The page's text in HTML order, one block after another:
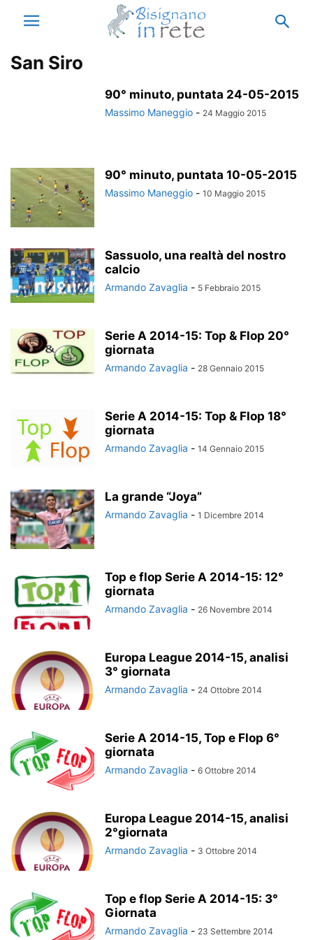
San Siro
90° minuto, puntata 24-05-2015
Massimo Maneggio - 24 Maggio 2015
90° minuto, puntata 10-05-2015
Massimo Maneggio - 10 Maggio 2015
Sassuolo, una realtà del nostro
calcio
Armando Zavaglia - 5 Febbraio 2015
Serie A 2014-15: Top & Flop 20°
giornata
Armando Zavaglia - 28 Gennaio 2015
Serie A 2014-15: Top & Flop 18°
giornata
Armando Zavaglia - 14 Gennaio 2015
La grande “Joya”
Armando Zavaglia - 1 Dicembre 2014
Top e flop Serie A 2014-15: 12°
giornata
Armando Zavaglia - 26 Novembre 2014
Europa League 2014-15, analisi
3° giornata
Armando Zavaglia - 24 Ottobre 2014
Serie A 2014-15, Top e Flop 6°
giornata
Armando Zavaglia - 6 Ottobre 2014
Europa League 2014-15, analisi
2°giornata
Armando Zavaglia - 3 Ottobre 2014
Top e flop Serie A 2014-15: 3°
Giornata
Armando Zavaglia - 23 Settembre 2014